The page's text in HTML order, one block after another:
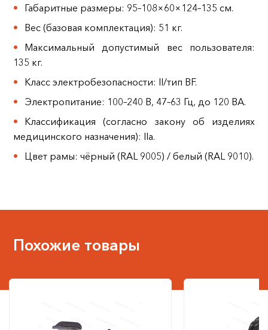
Габаритные размеры: 95–108×60×124–135 см.
Вес (базовая комплектация): 51 кг.
Максимальный допустимый вес пользователя:
135 кг.
Класс электробезопасности: II/тип BF.
Электропитание: 100–240 В, 47–63 Гц, до 120 ВА.
Классификация (согласно закону об изделиях
медицинского назначения): IIa.
Цвет рамы: чёрный (RAL 9005) / белый (RAL 9010).
Похожие товары